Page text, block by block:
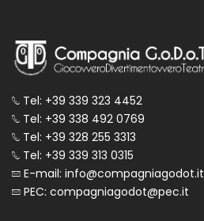
Tel: +39 339 323 4452
Tel: +39 338 492 0769
Tel: +39 328 255 3313
Tel: +39 339 313 0315
E-mail: info@compagniagodot.it
PEC: compagniagodot@pec.it